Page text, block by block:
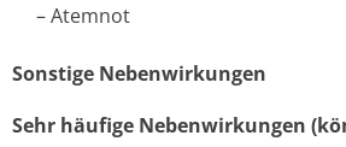
– Atemnot
Sonstige Nebenwirkungen
Sehr häufige Nebenwirkungen